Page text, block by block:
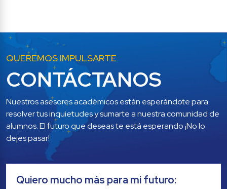
QUEREMOS IMPULSARTE
CONTÁCTANOS
Nuestros asesores académicos están esperándote para
resolver tus inquietudes y sumarte a nuestra comunidad de
alumnos. El futuro que deseas te está esperando ¡No lo
dejes pasar!
Quiero mucho más para mi futuro: